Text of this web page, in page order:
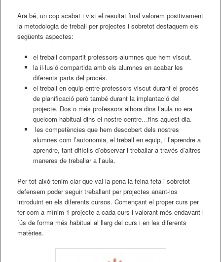
Ara bé, un cop acabat i vist el resultat final valorem positivament
la metodologia de treball per projectes i sobretot destaquem els
següents aspectes:
el treball compartit professors-alumnes que hem viscut.
la il·lusió compartida amb els alumnes en acabar les
diferents parts del procés.
el treball en equip entre professors viscut durant el procés
de planificació però també durant la implantació del
projecte. Dos o més professors alhora dins l’aula no era
quelcom habitual dins el nostre centre…fins aquest dia.
les competències que hem descobert dels nostres
alumnes com l’autonomia, el treball en equip, i l’aprendre a
aprendre, tant difícils d’observar i treballar a través d’altres
maneres de treballar a l’aula.
Per tot això tenim clar que val la pena la feina feta i sobretot
defensem poder seguir treballant per projectes anant-los
introduint en els diferents cursos. Començant el proper curs per
fer com a mínim 1 projecte a cada curs i valorant més endavant l
´ús de forma més habitual al llarg del curs i en les diferents
matèries.